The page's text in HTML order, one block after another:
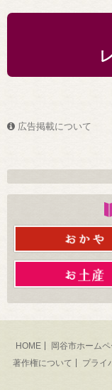
広告掲載について
HOME 岡谷市ホームペ
著作権について
プライ